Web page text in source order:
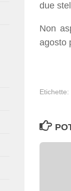
due
Non
agosto
Etichette: